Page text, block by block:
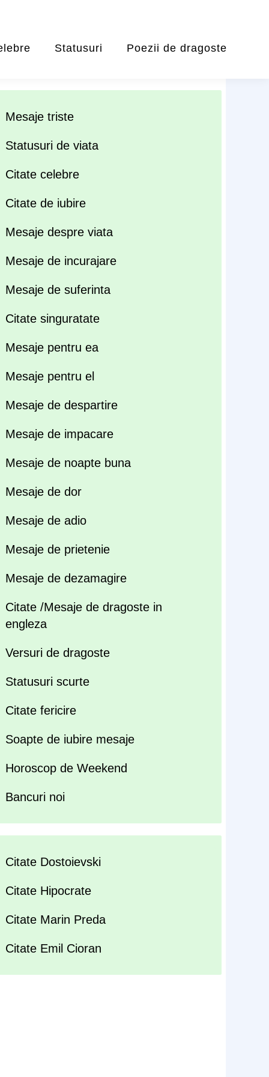
Statusuri Poezii de dragoste
Mesaje triste
Statusuri de viata
Citate celebre
Citate de iubire
Mesaje despre viata
Mesaje de incurajare
Mesaje de suferinta
Citate singuratate
Mesaje pentru ea
Mesaje pentru el
Mesaje de despartire
Mesaje de impacare
Mesaje de noapte buna
Mesaje de dor
Mesaje de adio
Mesaje de prietenie
Mesaje de dezamagire
Citate /Mesaje de dragoste in
engleza
Versuri de dragoste
Statusuri scurte
Citate fericire
Soapte de iubire mesaje
Horoscop de Weekend
Bancuri noi
Citate Dostoievski
Citate Hipocrate
Citate Marin Preda
Citate Emil Cioran